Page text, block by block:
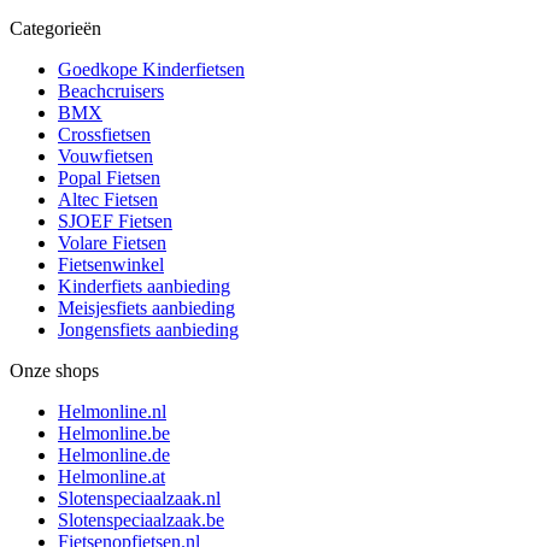
Categorieën
Goedkope Kinderfietsen
Beachcruisers
BMX
Crossfietsen
Vouwfietsen
Popal Fietsen
Altec Fietsen
SJOEF Fietsen
Volare Fietsen
Fietsenwinkel
Kinderfiets aanbieding
Meisjesfiets aanbieding
Jongensfiets aanbieding
Onze shops
Helmonline.nl
Helmonline.be
Helmonline.de
Helmonline.at
Slotenspeciaalzaak.nl
Slotenspeciaalzaak.be
Fietsenopfietsen.nl